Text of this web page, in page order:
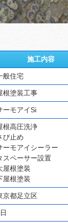
施工内容
般住宅
根塗装工事
ーモアイSi
根高圧洗浄
び止め
ーモアイシーラー
スペーサー設置
屋根塗装
屋根塗装
京都足立区